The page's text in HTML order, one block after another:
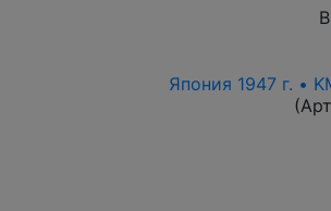
Япония 1947 г. •